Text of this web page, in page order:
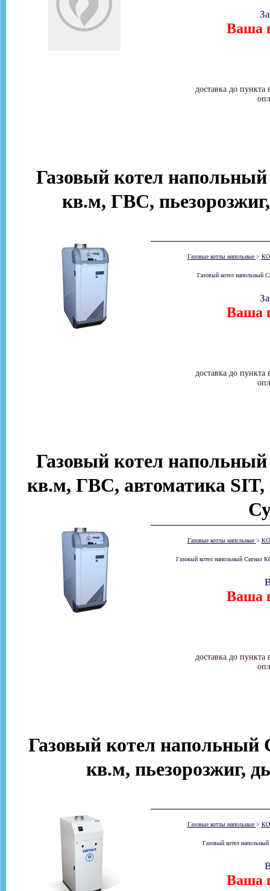
Ваша
доставка до
Газовый котел
кв.м, ГВС,
Газовые котлы напольные >
Газовый котел
Ваша
доставка до
Газовый котел
кв.м, ГВС, автоматика SIT,
Газовые котлы напольные >
Газовый котел напольный
Ваша
доставка до
Газовый котел
кв.м, пьезорозжиг,
Газовые котлы напольные >
Газовый котел
Ваша